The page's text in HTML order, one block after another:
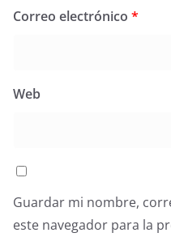
Correo electrónico *
Web
Guardar mi nombre,
este navegador para la